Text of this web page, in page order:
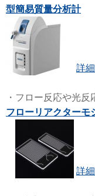
型簡易質量分析計
詳
・フロー反応や光
フローリアクター
詳